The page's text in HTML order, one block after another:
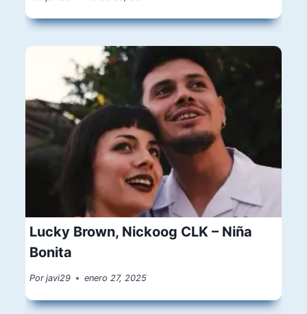
Lucky Brown, Nickoog CLK – Niña
Bonita
Por javi29 enero 27, 2025